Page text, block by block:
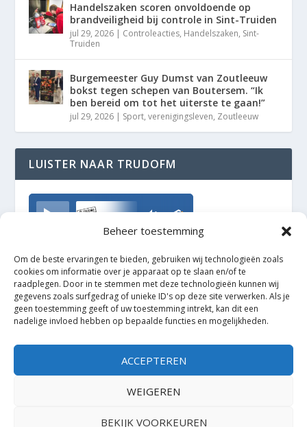
Beheer toestemming
Om de beste ervaringen te bieden, gebruiken wij technologieën zoals
cookies om informatie over je apparaat op te slaan en/of te
raadplegen. Door in te stemmen met deze technologieën kunnen wij
gegevens zoals surfgedrag of unieke ID's op deze site verwerken. Als je
geen toestemming geeft of uw toestemming intrekt, kan dit een
nadelige invloed hebben op bepaalde functies en mogelijkheden.
ACCEPTEREN
WEIGEREN
BEKIJK VOORKEUREN
Handelszaken scoren onvoldoende op
brandveiligheid bij controle in Sint-Truiden
jul 29, 2026 | Controleacties, Handelszaken, Sint-
Truiden
Burgemeester Guy Dumst van Zoutleeuw
bokst tegen schepen van Boutersem. “Ik
ben bereid om tot het uiterste te gaan!”
jul 29, 2026 | Sport,verenigingsleven, Zoutleeuw
LUISTER NAAR TRUDOFM
TrudoFM